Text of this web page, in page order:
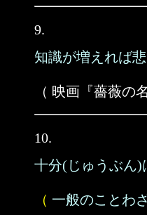
9.
知識が増えれば悲
（ 映画『薔薇の
10.
十分(じゅうぶん)
（ 一般のことわ